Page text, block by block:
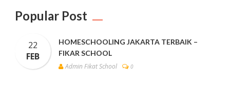
Popular Post
22
FEB
HOMESCHOOLING JAKARTA TERBAIK –
FIKAR SCHOOL
Admin Fikat School
0